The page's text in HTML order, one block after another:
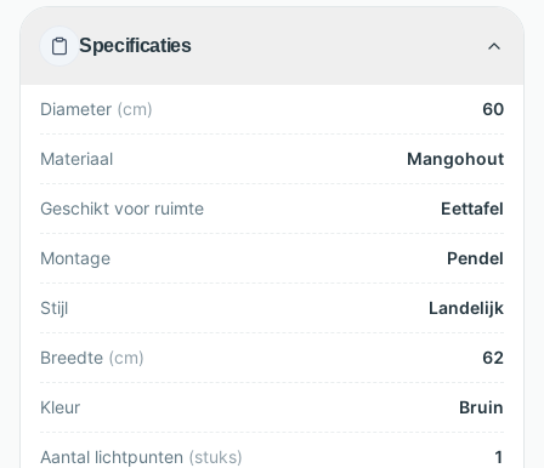
Specificaties
Diameter (cm) 60
Materiaal Mangohout
Geschikt voor ruimte Eettafel
Montage Pendel
Stijl Landelijk
Breedte (cm) 62
Kleur Bruin
Aantal lichtpunten (stuks) 1